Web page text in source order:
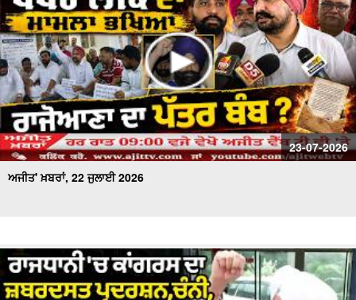
23-07-2026
ਅਜੀਤ' ਖ਼ਬਰਾਂ, 22 ਜੁਲਾਈ 2026